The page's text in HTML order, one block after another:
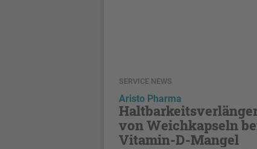
SERVICE NEWS
Aristo Pharma
von Weichkapseln
Vitamin-D-Mangel